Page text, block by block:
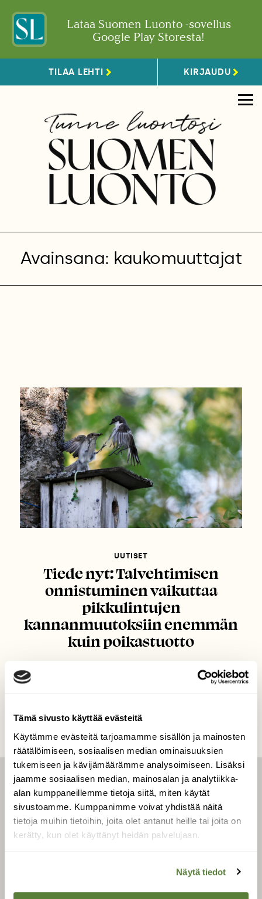
Tämä sivusto käyttää evästeitä
Käytämme evästeitä tarjoamamme sisällön ja mainosten
räätälöimiseen, sosiaalisen median ominaisuuksien
tukemiseen ja kävijämäärämme analysoimiseen. Lisäksi
jaamme sosiaalisen median, mainosalan ja analytiikka-
alan kumppaneillemme tietoja siitä, miten käytät
sivustoamme. Kumppanimme voivat yhdistää näitä
tietoja muihin tietoihin, joita olet antanut heille tai joita on
kerätty, kun olet käyttänyt heidän palvelujaan.
Näytä tiedot
Lataa Suomen Luonto -sovellus
Google Play Storesta!
TILAA LEHTI KIRJAUDU
Avainsana: kaukomuuttajat
UUTISET
Tiede nyt: Talvehtimisen
onnistuminen vaikuttaa
pikkulintujen
kannanmuutoksiin enemmän
kuin poikastuotto
LEHTI
Uusin lehti
Tilaa Suomen Luonto
Tilaa digilukuoikeus
Tilaa uutiskirje